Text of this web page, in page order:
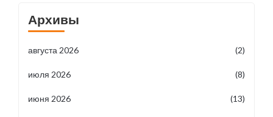
Архивы
августа 2026 (2)
июля 2026 (8)
июня 2026 (13)